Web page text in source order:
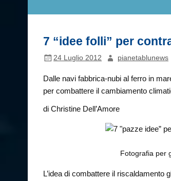
7 “idee folli” per
24 Luglio 2012 pianetablunews
Dalle navi fabbrica-nubi al ferro in
per combattere il cambiamento
di Christine Dell’Amore
Fotografia per
L’idea di combattere il riscaldamento